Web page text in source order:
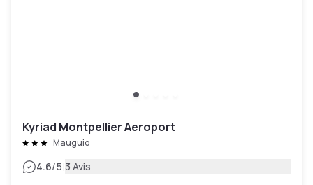
Kyriad Montpellier Aeroport
Mauguio
4.6/5|3 Avis